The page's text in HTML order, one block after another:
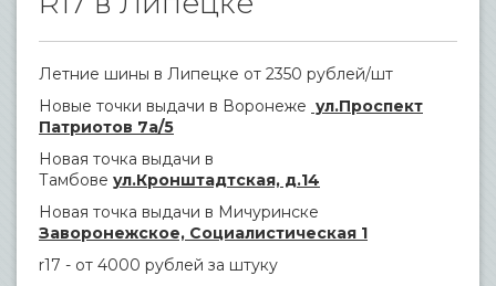
Летние шины в Липецке от 2350 рублей/шт
Новые точки выдачи в Воронеже ул.Проспект
Патриотов 7а/5
Новая точка выдачи в
Тамбове ул.Кронштадтская, д.14
Новая точка выдачи в Мичуринске
Заворонежское, Социалистическая 1
r17 - от 4000 рублей за штуку